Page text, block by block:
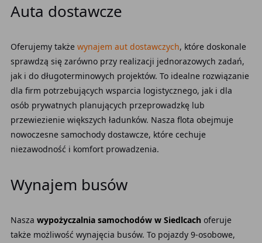
Auta dostawcze
Oferujemy także wynajem aut dostawczych, które doskonale
sprawdzą się zarówno przy realizacji jednorazowych zadań,
jak i do długoterminowych projektów. To idealne rozwiązanie
dla firm potrzebujących wsparcia logistycznego, jak i dla
osób prywatnych planujących przeprowadzkę lub
przewiezienie większych ładunków. Nasza flota obejmuje
nowoczesne samochody dostawcze, które cechuje
niezawodność i komfort prowadzenia.
Wynajem busów
Nasza wypożyczalnia samochodów w Siedlcach oferuje
także możliwość wynajęcia busów. To pojazdy 9-osobowe,